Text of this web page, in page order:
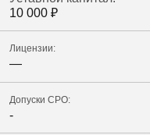
10 000 ₽
Лицензии:
—
Допуски СРО:
-